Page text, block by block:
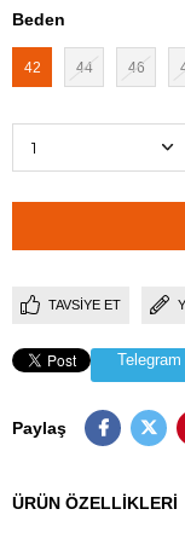
Beden
42 44 46
TAVSIYE ET
Telegram
Paylaş
ÜRÜN ÖZELLIKLERI